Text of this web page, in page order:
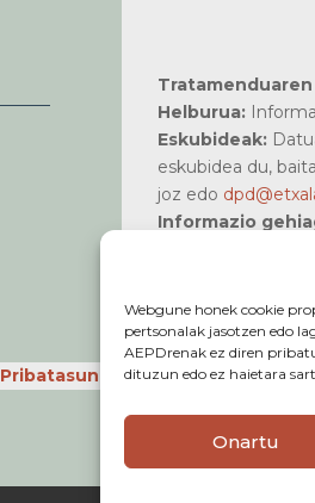
Webgune honek cookie
pertsonalak jasotzen edo
AEPDrenak ez diren
dituzun edo ez haietara
Onartu
Helburua:
Eskubideak:
eskubidea du,
joz edo
Informazio
Pribatasun politika